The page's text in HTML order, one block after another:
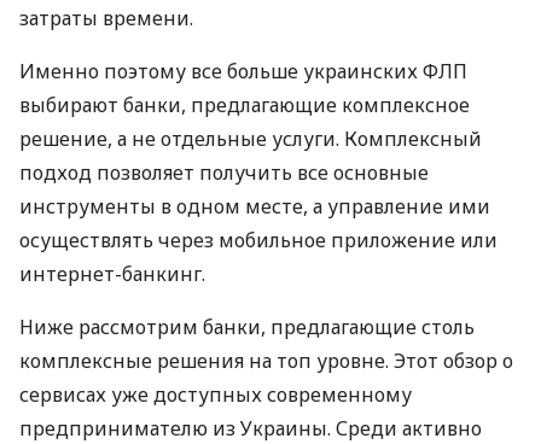
затраты времени.
Именно поэтому все больше украинских ФЛП
выбирают банки, предлагающие комплексное
решение, а не отдельные услуги. Комплексный
подход позволяет получить все основные
инструменты в одном месте, а управление ими
осуществлять через мобильное приложение или
интернет-банкинг.
Ниже рассмотрим банки, предлагающие столь
комплексные решения на топ уровне. Этот обзор о
сервисах уже доступных современному
предпринимателю из Украины. Среди активно